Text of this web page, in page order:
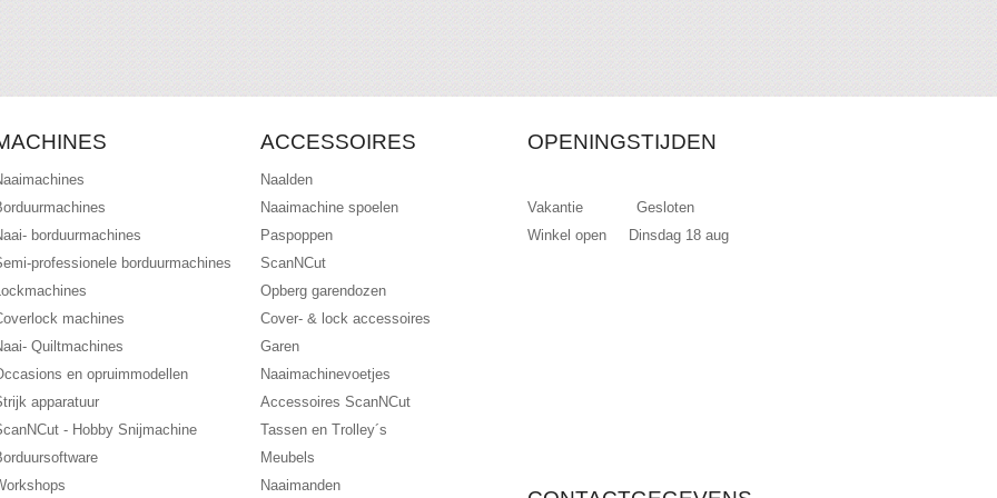
borduurmachines
professionele borduurmachines
machines
Quiltmachines
en opruimmodellen
apparatuur
- Hobby Snijmachine
ACCESSOIRES
Naalden
Naaimachine spoelen
Paspoppen
ScanNCut
Opberg garendozen
Cover- & lock accessoires
Garen
Naaimachinevoetjes
Accessoires ScanNCut
Tassen en Trolley´s
Meubels
Naaimanden
OPENINGSTIJDEN
Vakantie Gesloten
Winkel open Dinsdag 18 aug